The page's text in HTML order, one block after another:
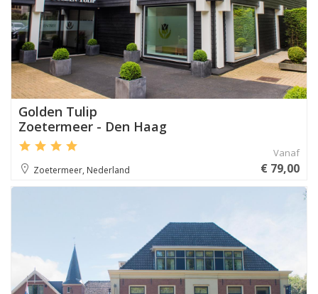
Golden Tulip
Zoetermeer - Den Haag
Zoetermeer, Nederland
Vanaf
€ 79,00